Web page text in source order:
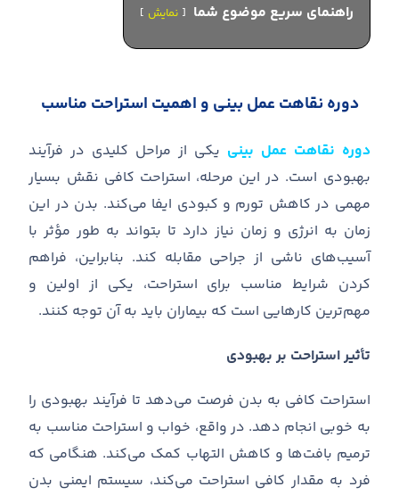
راهنمای سریع موضوع شما نمایش
دوره نقاهت عمل بینی و اهمیت استراحت مناسب
دوره نقاهت عمل بینی یکی از مراحل کلیدی در فرآیند
بهبودی است. در این مرحله، استراحت کافی نقش بسیار
مهمی در کاهش تورم و کبودی ایفا می‌کند. بدن در این
زمان به انرژی و زمان نیاز دارد تا بتواند به طور مؤثر با
آسیب‌های ناشی از جراحی مقابله کند. بنابراین، فراهم
کردن شرایط مناسب برای استراحت، یکی از اولین و
مهم‌ترین کارهایی است که بیماران باید به آن توجه کنند.
تأثیر استراحت بر بهبودی
استراحت کافی به بدن فرصت می‌دهد تا فرآیند بهبودی را
به خوبی انجام دهد. در واقع، خواب و استراحت مناسب به
ترمیم بافت‌ها و کاهش التهاب کمک می‌کند. هنگامی که
فرد به مقدار کافی استراحت می‌کند، سیستم ایمنی بدن